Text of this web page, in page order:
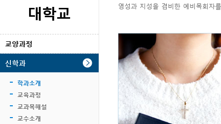
대학교
교양과정
신학과
학과소개
교육과정
교과목해설
교수소개
영성과 지성을 겸비한 예비목회자